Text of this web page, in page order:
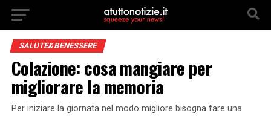
SALUTE&BENESSERE
Colazione: cosa mangiare per
migliorare la memoria
Per iniziare la giornata nel modo migliore bisogna fare una